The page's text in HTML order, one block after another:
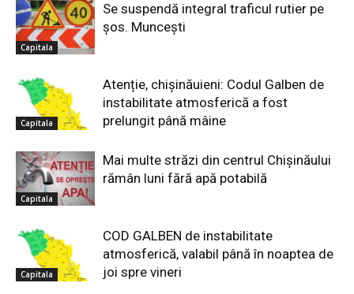
Capitala
Se suspendă integral traficul rutier pe
șos. Muncești
Capitala
Atenție, chișinăuieni: Codul Galben de
instabilitate atmosferică a fost
prelungit până mâine
Capitala
Mai multe străzi din centrul Chișinăului
rămân luni fără apă potabilă
Capitala
COD GALBEN de instabilitate
atmosferică, valabil până în noaptea de
joi spre vineri